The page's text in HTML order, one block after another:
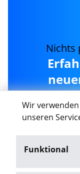
Wir
unseren
Funktional
Nichts